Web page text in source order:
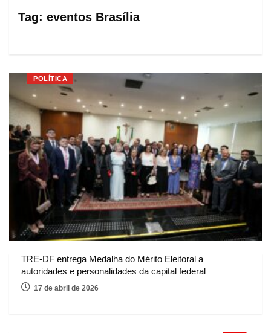
Tag: eventos Brasília
POLÍTICA
TRE-DF entrega Medalha do Mérito Eleitoral a
autoridades e personalidades da capital federal
17 de abril de 2026